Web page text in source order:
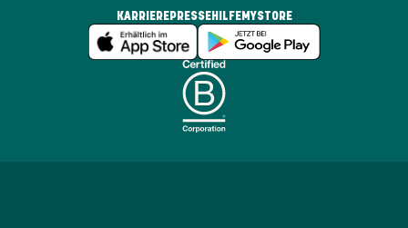
KARRIEREPRESSEHILFEMYSTORE